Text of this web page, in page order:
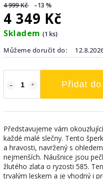
4 999 Kč –13 %
4 349 Kč
Skladem (1 ks)
Můžeme doručit do:
Přidat
Představujeme vám
každé malé slečny. Tento
a hravosti, navržený s
nejmenších. Náušnice jsou
žlutého zlata o ryzosti 585.
trvalým leskem a je vhodný i